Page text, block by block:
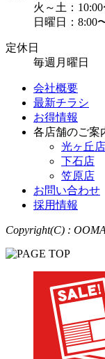
火～土：10:00
日曜日：8:00
定休日
毎週月曜日
会社概要
最新チラシ
お得情報
各店舗のご案
光ヶ丘店
下石店
笠原店
お問い合わせ
採用情報
Copyright(C) :